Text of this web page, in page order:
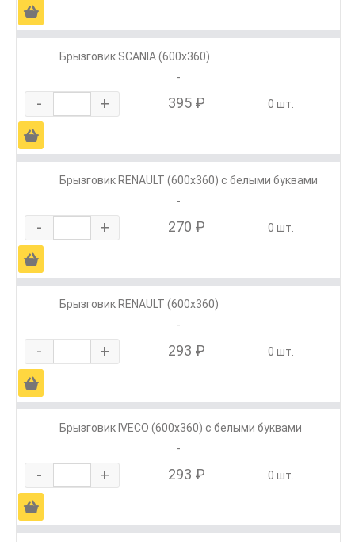
Ä
Брызговик SCANIA (600х360)
-
- + 395 ₽ 0 шт.
Ä
Брызговик RENAULT (600х360) с белыми буквами
-
- + 270 ₽ 0 шт.
Ä
Брызговик RENAULT (600х360)
-
- + 293 ₽ 0 шт.
Ä
Брызговик IVECO (600х360) с белыми буквами
-
- + 293 ₽ 0 шт.
Ä